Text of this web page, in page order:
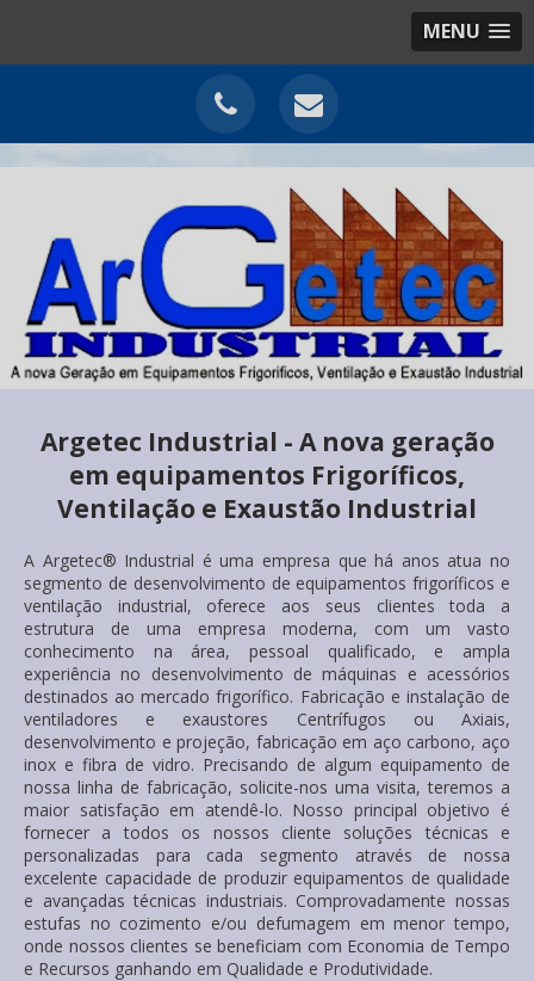
MENU
Argetec Industrial - A nova geração
em equipamentos Frigoríficos,
Ventilação e Exaustão Industrial
A Argetec® Industrial é uma empresa que há anos atua no
segmento de desenvolvimento de equipamentos frigoríficos e
ventilação industrial, oferece aos seus clientes toda a
estrutura de uma empresa moderna, com um vasto
conhecimento na área, pessoal qualificado, e ampla
experiência no desenvolvimento de máquinas e acessórios
destinados ao mercado frigorífico. Fabricação e instalação de
ventiladores e exaustores Centrífugos ou Axiais,
desenvolvimento e projeção, fabricação em aço carbono, aço
inox e fibra de vidro. Precisando de algum equipamento de
nossa linha de fabricação, solicite-nos uma visita, teremos a
maior satisfação em atendê-lo. Nosso principal objetivo é
fornecer a todos os nossos cliente soluções técnicas e
personalizadas para cada segmento através de nossa
excelente capacidade de produzir equipamentos de qualidade
e avançadas técnicas industriais. Comprovadamente nossas
estufas no cozimento e/ou defumagem em menor tempo,
onde nossos clientes se beneficiam com Economia de Tempo
e Recursos ganhando em Qualidade e Produtividade.